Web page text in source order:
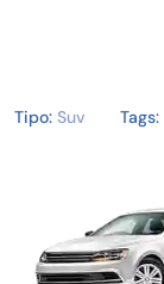
Tipo: Suv Tags: